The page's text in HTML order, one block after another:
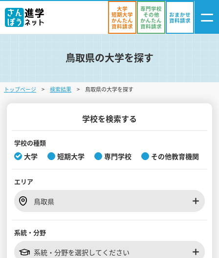
ログイン
・登録
気になる
学校を探す
オープンキャンパスを探す
入試・受験入門
見学会WEB手引書
大学
短期大学
かんたん
資料請求
専門学校
その他
かんたん
資料請求
おまかせ
資料請求
鳥取県の大学を探す
トップページ 検索結果 鳥取県の大学を探す
学校を検索する
学校の種類
大学 短期大学 専門学校 その他教育機関
エリア
鳥取県
系統・分野
系統・分野を選択してください